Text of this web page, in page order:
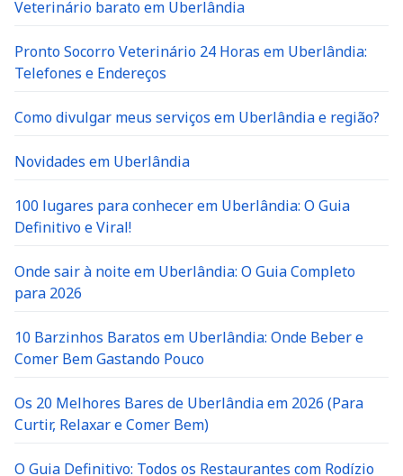
Veterinário barato em Uberlândia
Pronto Socorro Veterinário 24 Horas em Uberlândia:
Telefones e Endereços
Como divulgar meus serviços em Uberlândia e região?
Novidades em Uberlândia
100 lugares para conhecer em Uberlândia: O Guia
Definitivo e Viral!
Onde sair à noite em Uberlândia: O Guia Completo
para 2026
10 Barzinhos Baratos em Uberlândia: Onde Beber e
Comer Bem Gastando Pouco
Os 20 Melhores Bares de Uberlândia em 2026 (Para
Curtir, Relaxar e Comer Bem)
O Guia Definitivo: Todos os Restaurantes com Rodízio